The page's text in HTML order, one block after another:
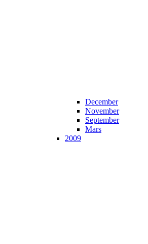
December
November
September
Mars
2009